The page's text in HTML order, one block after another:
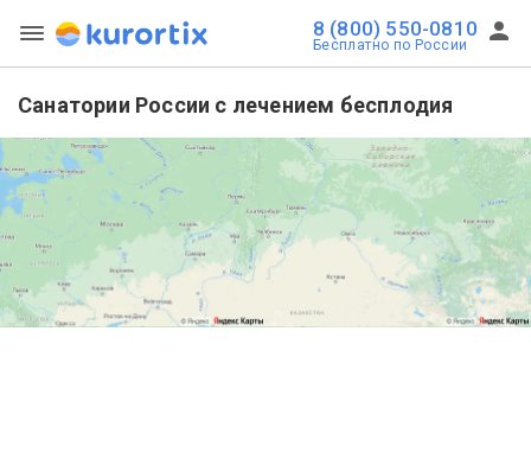
8 (800) 550-0810
Бесплатно по России
Санатории России с лечением бесплодия